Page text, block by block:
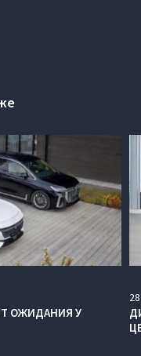
ОЖИДАНИЯ У
28